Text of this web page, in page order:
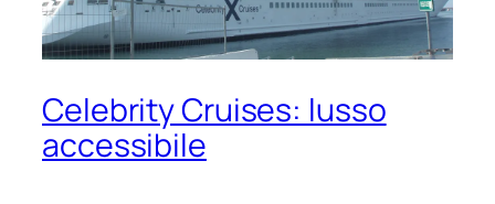
Celebrity Cruises: lusso
accessibile